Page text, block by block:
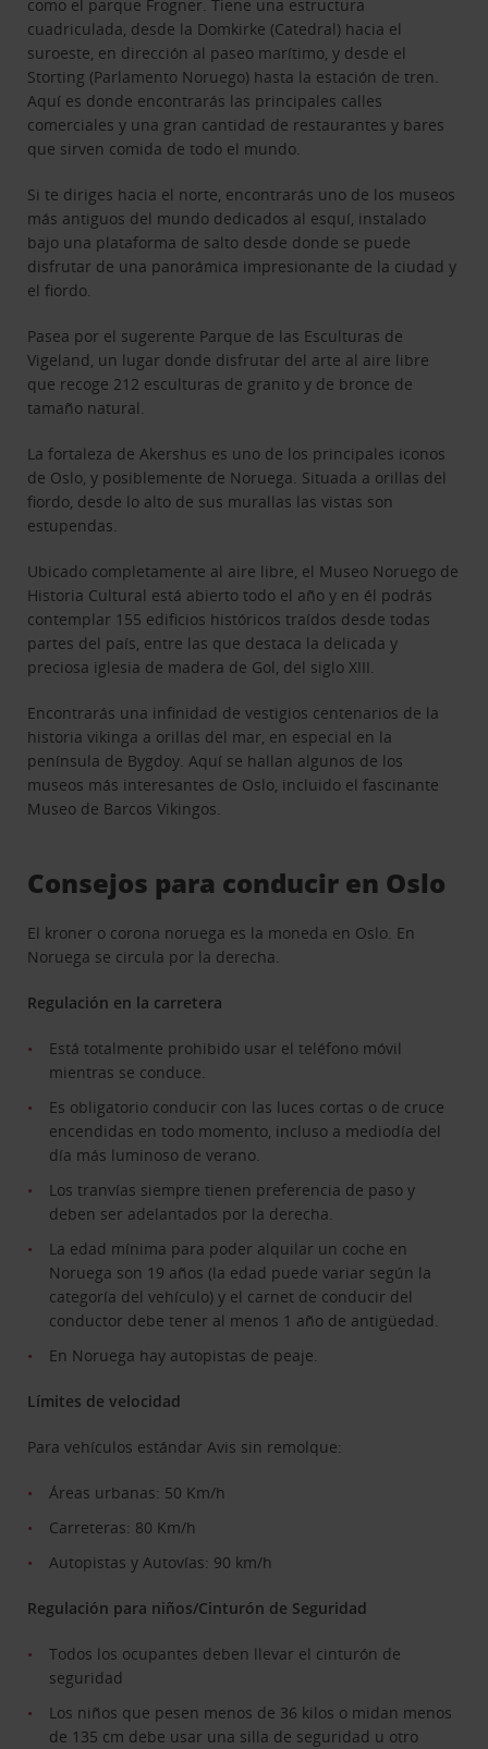
como el parque Frogner. Tiene una estructura
cuadriculada, desde la Domkirke (Catedral) hacia el
suroeste, en dirección al paseo marítimo, y desde el
Storting (Parlamento Noruego) hasta la estación de tren.
Aquí es donde encontrarás las principales calles
comerciales y una gran cantidad de restaurantes y bares
que sirven comida de todo el mundo.
Si te diriges hacia el norte, encontrarás uno de los museos
más antiguos del mundo dedicados al esquí, instalado
bajo una plataforma de salto desde donde se puede
disfrutar de una panorámica impresionante de la ciudad y
el fiordo.
Pasea por el sugerente Parque de las Esculturas de
Vigeland, un lugar donde disfrutar del arte al aire libre
que recoge 212 esculturas de granito y de bronce de
tamaño natural.
La fortaleza de Akershus es uno de los principales iconos
de Oslo, y posiblemente de Noruega. Situada a orillas del
fiordo, desde lo alto de sus murallas las vistas son
estupendas.
Ubicado completamente al aire libre, el Museo Noruego de
Historia Cultural está abierto todo el año y en él podrás
contemplar 155 edificios históricos traídos desde todas
partes del país, entre las que destaca la delicada y
preciosa iglesia de madera de Gol, del siglo XIII.
Encontrarás una infinidad de vestigios centenarios de la
historia vikinga a orillas del mar, en especial en la
península de Bygdoy. Aquí se hallan algunos de los
museos más interesantes de Oslo, incluido el fascinante
Museo de Barcos Vikingos.
Consejos para conducir en Oslo
El kroner o corona noruega es la moneda en Oslo. En
Noruega se circula por la derecha.
Regulación en la carretera
Está totalmente prohibido usar el teléfono móvil
mientras se conduce.
Es obligatorio conducir con las luces cortas o de cruce
encendidas en todo momento, incluso a mediodía del
día más luminoso de verano.
Los tranvías siempre tienen preferencia de paso y
deben ser adelantados por la derecha.
La edad mínima para poder alquilar un coche en
Noruega son 19 años (la edad puede variar según la
categoría del vehículo) y el carnet de conducir del
conductor debe tener al menos 1 año de antigüedad.
En Noruega hay autopistas de peaje.
Límites de velocidad
Para vehículos estándar Avis sin remolque:
Áreas urbanas: 50 Km/h
Carreteras: 80 Km/h
Autopistas y Autovías: 90 km/h
Regulación para niños/Cinturón de Seguridad
Todos los ocupantes deben llevar el cinturón de
seguridad
Los niños que pesen menos de 36 kilos o midan menos
de 135 cm debe usar una silla de seguridad u otro